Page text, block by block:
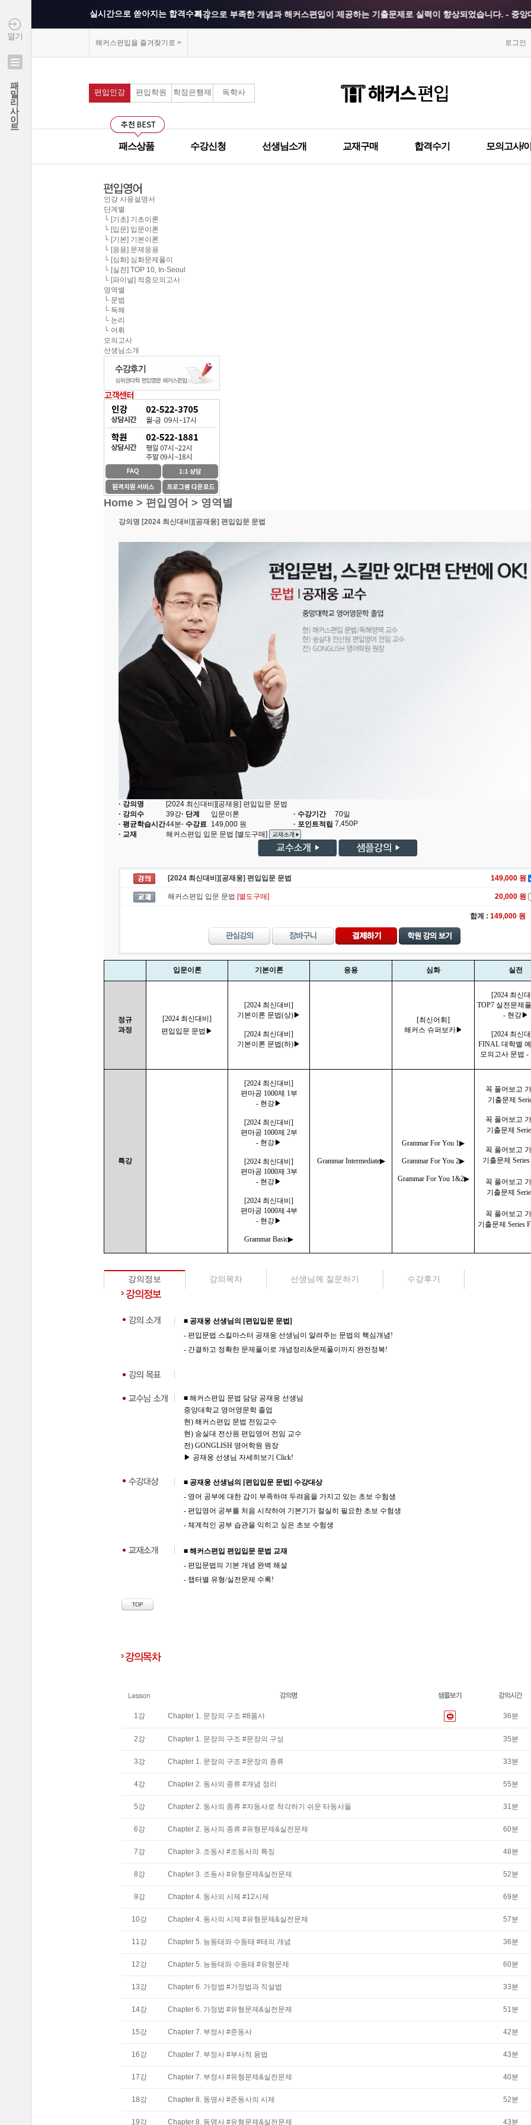
열기
패밀리사이트
실시간으로 쏟아지는 합격수기특강으로 부족한 개념과 해커스편입이 제공하는 기출문제로 실력이 향상되었습니다. - 중앙
상위권 학교의 출제 스타일에 따른 모의고사를 미리 체험해볼 수 있어 좋았습니다. - 경희대
커리큘럼이 보기 쉽게 되어있어 처음부터 차근차근 공부할 수 있었습니다. - 건국대 합격생
선생님과의 카톡 질의응답이 큰 도움이 되었습니다. - 단국대 합격생 김**
이 달의 베스트강의 항목을 보고 강의를 선택하는 것도 도움이 되었습니다. - 중앙대 합격생
스타강사진의 강의가 폭 넓게 제공되어, 직접 선택해 들을 수 있었습니다. - 한양대 합격생 김
SNS나 페이지를 통해 선생님과 직접 커뮤니케이션을 할 수 있어 좋았습니다. - 중앙대 합격
환급이라는 조건이 합격에 대한 동기부여를 주었습니다. - 건국대 합격생 여**
수강제한이 없어 자신에게 맞는 선생님을 선택할 수 있는 것이 좋았습니다. - 중앙대 합격생
방대한 자료와 데이터는 어느 곳에서도 얻을 수 없는 해커스만의 장점입니다. - 중앙대 합격
중간에 정리된 자료를 업로드해주셔서 너무 좋았습니다. - 성균관대 합격생 김**
건국대학교 최종합격 이*준
한양대학교 최종합격 김*현 건국대학교 최종합격 김*국
중앙대학교 최종합격 이*영
건국대학교 최종합격 정*훈
이화여자대학교 최종합격 신*정 중앙대학교 최종합격 김*정
이화여자대학교 최종합격 김*현
한국외국어대학교 최종합격 윤*홍 숙명여자대학교 최종합격 백*
서울시립대학교 최종합격 한*현
홍익대학교 최종합격 김*영
중앙대학교 최종합격 김*현
한국외국어대학교 최종합격 김*진
중앙대학교 최종합격 한*현
연세대학교 최종합격 김*진
건국대학교 최종합격 이*준
성균관대학교 최종합격 정*림
중앙대학교 최종합격 이*영
건국대학교 최종합격 정*훈
이화여자대학교 최종합격 김*현
중앙대학교 최종합격 이*준
서울시립대학교 최종합격 한*현
홍익대학교 최종합격 김*영
중앙대학교 최종합격 김*현
한국외국어대학교 최종합격 김*진
중앙대학교 최종합격 한*현
해커스편입을 즐겨찾기로 > 로그인
편입인강 편입학원 학점은행제 독학사
패스상품 수강신청 선생님소개 교재구매 합격수기 모의고사/
인강 사용설명서
단계별
└ [기초] 기초이론
└ [입문] 입문이론
└ [기본] 기본이론
└ [응용] 문제응용
└ [심화] 심화문제풀이
└ [실전] TOP 10, In-Seoul
└ [파이널] 적중모의고사
영역별
└ 문법
└ 독해
└ 논리
└ 어휘
모의고사
선생님소개
Home > 편입영어 > 영역별
강의명 [2024 최신대비][공재웅] 편입입문 문법
· 강의명
[2024 최신대비][공재웅] 편입입문 문법
· 강의수
39강· 단계 입문이론 · 수강기간 70일
· 평균학습시간44분· 수강료 149,000 원 · 포인트적립 7,450P
· 교재
해커스편입 입문 문법 [별도구매]
[2024 최신대비][공재웅] 편입입문 문법 149,000 원
해커스편입 입문 문법 [별도구매] 20,000 원
합계 : 149,000 원
입문이론 기본이론 응용 심화 실전
정규
과정
[2024 최신대비]
편입입문 문법▶
[2024 최신대비]
기본이론 문법(상)▶
[2024 최신대비]
기본이론 문법(하)▶
[최신어휘]
해커스 슈퍼보카▶
[2024 최신
TOP7 실전문제
- 현강▶
[2024 최신
FINAL 대학별
모의고사 문법 -
특강
[2024 최신대비]
편마공 1000제 1부
- 현강▶
[2024 최신대비]
편마공 1000제 2부
- 현강▶
[2024 최신대비]
편마공 1000제 3부
- 현강▶
[2024 최신대비]
편마공 1000제 4부
- 현강▶
Grammar Basic▶
Grammar Intermediate▶
Grammar For You 1▶
Grammar For You 2▶
Grammar For You 1&2▶
꼭 풀어보고
기출문제
꼭 풀어보고
기출문제
꼭 풀어보고
기출문제
꼭 풀어보고
기출문제
꼭 풀어보고
기출문제 Series
강의정보 강의목차 선생님께 질문하기 수강후기
■ 공재웅 선생님의 [편입입문 문법]
- 편입문법 스킬마스터 공재웅 선생님이 알려주는 문법의 핵심개념!
- 간결하고 정확한 문제풀이로 개념정리&문제풀이까지 완전정복!
■ 해커스편입 문법 담당 공재웅 선생님
중앙대학교 영어영문학 졸업
현) 해커스편입 문법 전임교수
현) 숭실대 전산원 편입영어 전임 교수
전) GONGLISH 영어학원 원장
▶ 공재웅 선생님 자세히보기 Click!
■ 공재웅 선생님의 [편입입문 문법] 수강대상
- 영어 공부에 대한 감이 부족하여 두려움을 가지고 있는 초보 수험생
- 편입영어 공부를 처음 시작하여 기본기가 절실히 필요한 초보 수험생
- 체계적인 공부 습관을 익히고 싶은 초보 수험생
■ 해커스편입 편입입문 문법 교재
- 편입문법의 기본 개념 완벽 해설
- 챕터별 유형/실전문제 수록!
1강 Chapter 1. 문장의 구조 #8품사 36분
2강 Chapter 1. 문장의 구조 #문장의 구성 35분
3강 Chapter 1. 문장의 구조 #문장의 종류 33분
4강 Chapter 2. 동사의 종류 #개념 정리 55분
5강 Chapter 2. 동사의 종류 #자동사로 착각하기 쉬운 타동사들 31분
6강 Chapter 2. 동사의 종류 #유형문제&실전문제 60분
7강 Chapter 3. 조동사 #조동사의 특징 48분
8강 Chapter 3. 조동사 #유형문제&실전문제 52분
9강 Chapter 4. 동사의 시제 #12시제 69분
10강 Chapter 4. 동사의 시제 #유형문제&실전문제 57분
11강 Chapter 5. 능동태와 수동태 #태의 개념 36분
12강 Chapter 5. 능동태와 수동태 #유형문제 60분
13강 Chapter 6. 가정법 #가정법과 직설법 33분
14강 Chapter 6. 가정법 #유형문제&실전문제 51분
15강 Chapter 7. 부정사 #준동사 42분
16강 Chapter 7. 부정사 #부사적 용법 43분
17강 Chapter 7. 부정사 #유형문제&실전문제 40분
18강 Chapter 8. 동명사 #준동사의 시제 52분
19강 Chapter 8. 동명사 #유형문제&실전문제 43분